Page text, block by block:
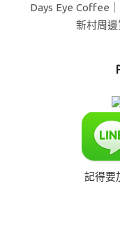
Days Eye Coffee
新村周
記得要